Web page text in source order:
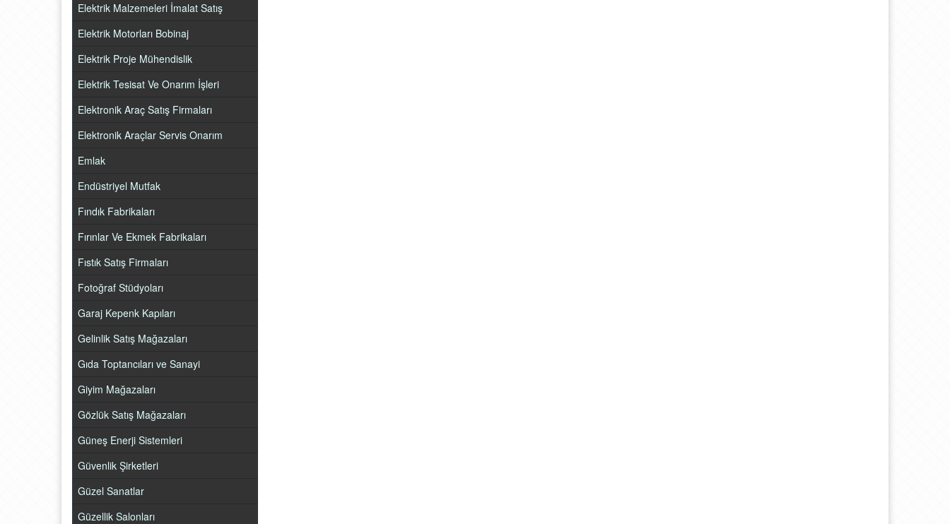
Elektrik Malzemeleri İmalat Satış
Elektrik Motorları Bobinaj
Elektrik Proje Mühendislik
Elektrik Tesisat Ve Onarım İşleri
Elektronik Araç Satış Firmaları
Elektronik Araçlar Servis Onarım
Emlak
Endüstriyel Mutfak
Fındık Fabrikaları
Fırınlar Ve Ekmek Fabrikaları
Fıstık Satış Firmaları
Fotoğraf Stüdyoları
Garaj Kepenk Kapıları
Gelinlik Satış Mağazaları
Gıda Toptancıları ve Sanayi
Giyim Mağazaları
Gözlük Satış Mağazaları
Güneş Enerji Sistemleri
Güvenlik Şirketleri
Güzel Sanatlar
Güzellik Salonları